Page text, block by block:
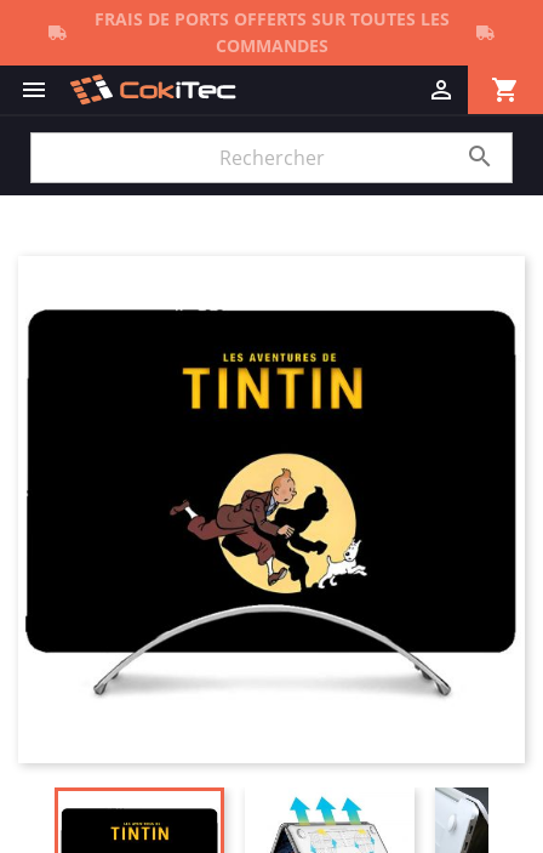
FRAIS DE PORTS OFFERTS SUR TOUTES LES
COMMANDES
 shopping_cart

